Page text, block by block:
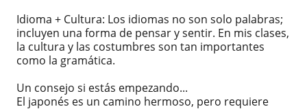
Idioma + Cultura: Los idiomas no son solo palabras;
incluyen una forma de pensar y sentir. En mis clases,
la cultura y las costumbres son tan importantes
como la gramática.
Un consejo si estás empezando...
El japonés es un camino hermoso, pero requiere